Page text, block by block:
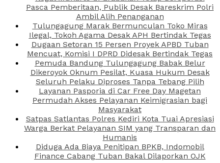
Pasca Pemberitaan, Publik Desak Bareskrim Polri
Ambil Alih Penanganan
Tulungagung Marak Bermunculan Toko Miras
Ilegal, Tokoh Agama Desak APH Bertindak Tegas
Dugaan Setoran 15 Persen Proyek APBD Tuban
Mencuat, Komisi I DPRD Didesak Bertindak Tegas
Pemuda Bandung Tulungagung Babak Belur
Dikeroyok Oknum Pesilat, Kuasa Hukum Desak
Seluruh Pelaku Diproses Tanpa Tebang Pilih
Layanan Pasporia di Car Free Day Magetan
Permudah Akses Pelayanan Keimigrasian bagi
Masyarakat
Satpas Satlantas Polres Kediri Kota Tuai Apresiasi
Warga Berkat Pelayanan SIM yang Transparan dan
Humanis
Diduga Ada Biaya Penitipan BPKB, Indomobil
Finance Cabang Tuban Bakal Dilaporkan OJK